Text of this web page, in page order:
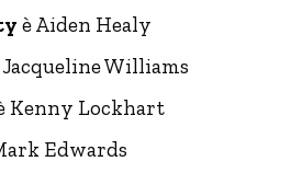
è Aiden Healy
Jacqueline Williams
Kenny Lockhart
Edwards